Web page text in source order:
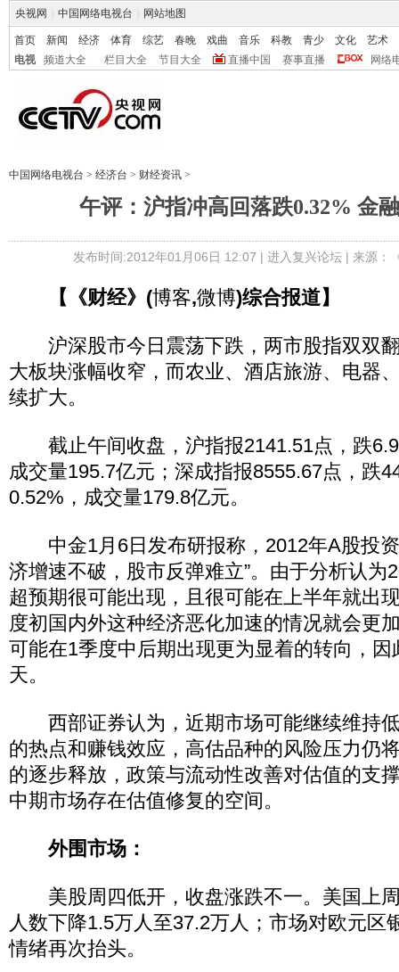
央视网 中国网络电视台 网站地图
首页 新闻 经济 体育 综艺 春晚 戏曲 音乐 科教 青少 文化
艺术
电视
频道大全 栏目大全 节目大全 直播中国 赛事直播 网络
中国网络电视台 > 经济台 > 财经资讯 >
午评：沪指冲高回落跌0.32% 金
发布时间:2012年01月06日 12:07 | 进入复兴论坛| 来源：
【《财经》(博客,微博)综合报道】
沪深股市今日震荡下跌，两市股指双双
大板块涨幅收窄，而农业、酒店旅游、电器
续扩大。
截止午间收盘，沪指报2141.51点，跌
成交量195.7亿元；深成指报8555.67点，跌
0.52%，成交量179.8亿元。
中金1月6日发布研报称，2012年A股投资
济增速不破，股市反弹难立”。由于分析认为
超预期很可能出现，且很可能在上半年就出
度初国内外这种经济恶化加速的情况就会更
可能在1季度中后期出现更为显着的转向，
天。
西部证券认为，近期市场可能继续维持
的热点和赚钱效应，高估品种的风险压力仍
的逐步释放，政策与流动性改善对估值的支
中期市场存在估值修复的空间。
外围市场：
美股周四低开，收盘涨跌不一。美国上
人数下降1.5万人至37.2万人；市场对欧元区
情绪再次抬头。